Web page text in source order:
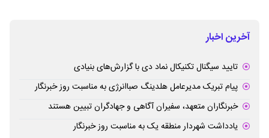
آخرین اخبار
تایید سیگنال تکنیکال نماد دی با گزارش‌های بنیادی
پیام تبریک مدیرعامل هلدینگ صباانرژی به مناسبت روز خبرنگار
خبرنگاران متعهد، سفیران آگاهی و جهادگران تبیین هستند
یادداشت شهردار منطقه یک به مناسبت روز خبرنگار